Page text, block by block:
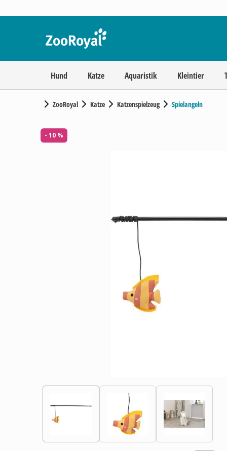
Hund Katze Aquaristik Kleintier
ZooRoyal Katze Katzenspielzeug Spielangeln
- 10 %